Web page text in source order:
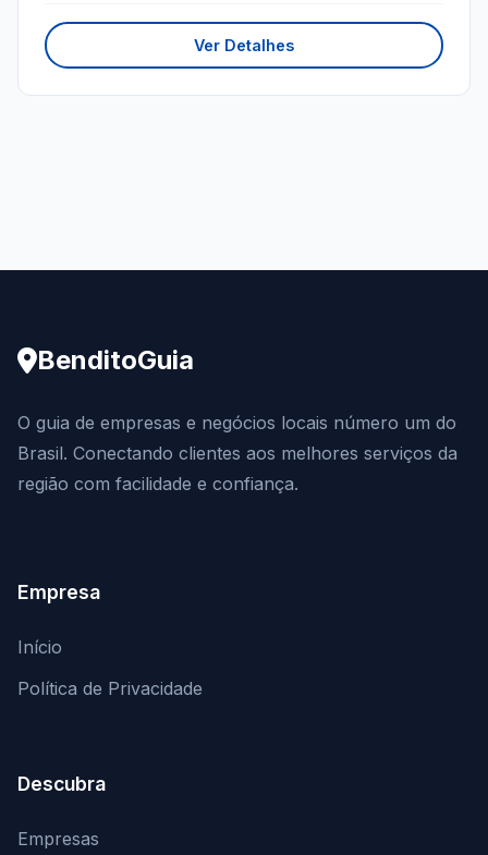
Ver Detalhes
BenditoGuia
O guia de empresas e negócios locais número um do
Brasil. Conectando clientes aos melhores serviços da
região com facilidade e confiança.
Empresa
Início
Política de Privacidade
Descubra
Empresas